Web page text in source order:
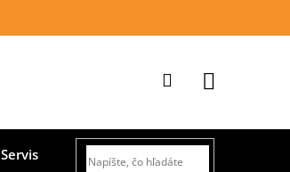
Servis
Prihlásenie